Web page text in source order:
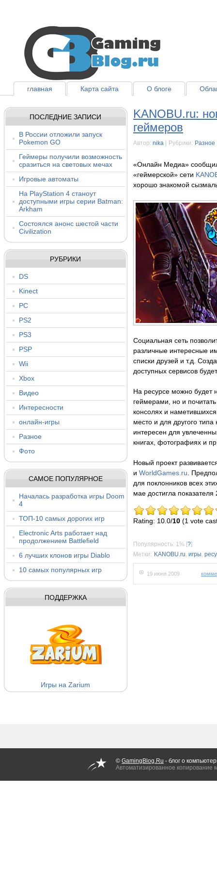
главная Карта сайта О блоге
ПОСЛЕДНИЕ ЗАПИСИ
В России отложили запуск
Pokemon GO
Геймеры получили возможность
сразиться на световых мечах
Игровые автоматы
На PlayStation 4 станоут
доступными игры серии Batman:
Arkham
Состоялся анонс шестой части
Civilization
РУБРИКИ
DS
Kinect
PC
PS2
PS3
PSP
Wii
Xbox
Видео
Интересности
онлайн-игры
Разное
Фото
САМОЕ ПОПУЛЯРНОЕ
Началась разработка игры Doom
4
ТОП-10 самых дорогих игр
Electronic Arts работает над
продолжением Battlefield
6 лучших клонов игры Diablo
10 самых популярных игр
ПОДДЕРЖКА
Игры на Zarium
KANOBU.ru:
геймеров
Автор: nika Рубрики: Разное
«Онлайн Медиа»
«геймерской» сети
хорошо знакомой
Социальная сеть
различные интересные
списки друзей и т.д.
доступных сервисов
На ресурсе можно будет
геймерами, но и
консолях и
место и для другого
интересен для
книгах, фотографиях и
Новый проект
и WorldGames.ru.
для поклонников всех
мае достигла
Rating: 10.0/10 (1 vote
Популярность: 1% [?]
Метки: KANOBU.ru, игры,
19 июня 2009
© GamingBlog.Ru - блог о
Автоматизированное копирование